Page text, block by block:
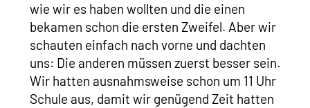
wie wir es haben wollten und die einen
bekamen schon die ersten Zweifel. Aber wir
schauten einfach nach vorne und dachten
uns: Die anderen müssen zuerst besser sein.
Wir hatten ausnahmsweise schon um 11 Uhr
Schule aus, damit wir genügend Zeit hatten